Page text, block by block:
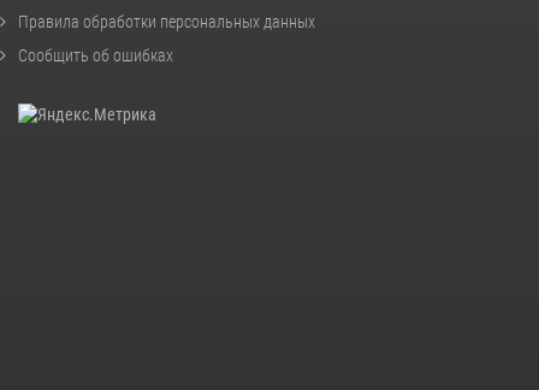
Правила обработки персональных данных
Сообщить об ошибках